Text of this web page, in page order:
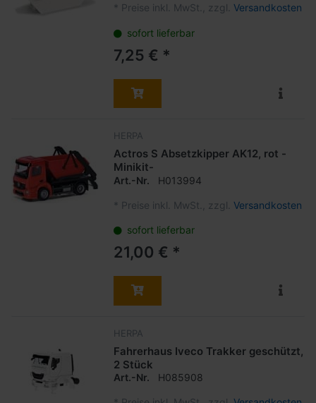
* Preise inkl. MwSt., zzgl. Versandkosten
sofort lieferbar
7,25 € *
HERPA
Actros S Absetzkipper AK12, rot -
Minikit-
Art.-Nr. H013994
* Preise inkl. MwSt., zzgl. Versandkosten
sofort lieferbar
21,00 € *
HERPA
Fahrerhaus Iveco Trakker geschützt,
2 Stück
Art.-Nr. H085908